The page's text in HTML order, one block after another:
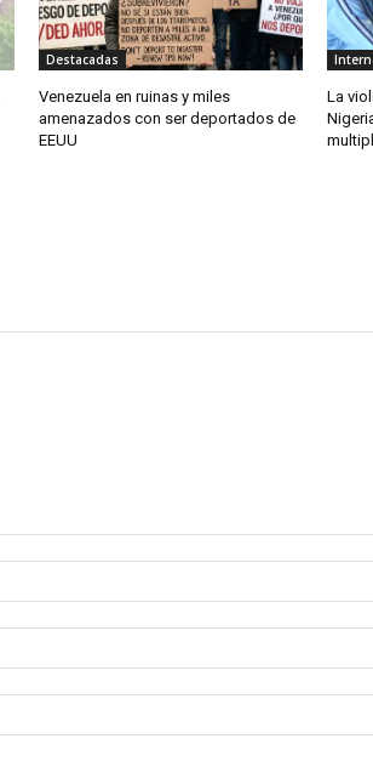
Destacadas
Venezuela en ruinas y miles
amenazados con ser deportados de
EEUU
La